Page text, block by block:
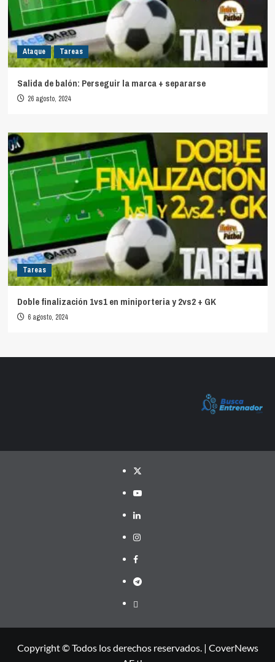
Ataque Tareas
Salida de balón: Perseguir la marca + separarse
26 agosto, 2024
Tareas
Doble finalización 1vs1 en miniporteria y 2vs2 + GK
6 agosto, 2024
Twitter
YouTube
LinkedIn
Instagram
Facebook
Telegram
PayPal
Copyright © Todos los derechos reservados. | CoverNews